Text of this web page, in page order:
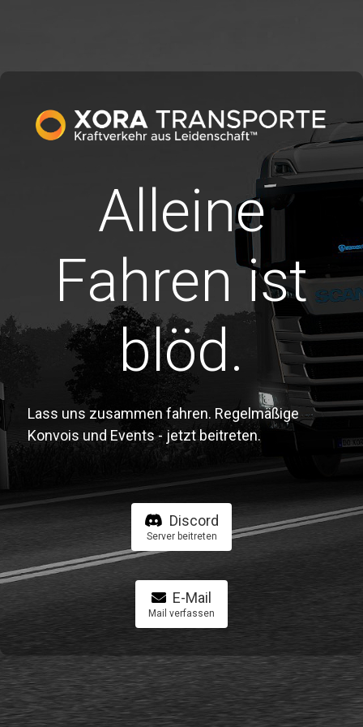
Alleine
Fahren ist
blöd.
Lass uns zusammen fahren. Regelmäßige
Konvois und Events - jetzt beitreten.
Discord
Server beitreten
E-Mail
Mail verfassen